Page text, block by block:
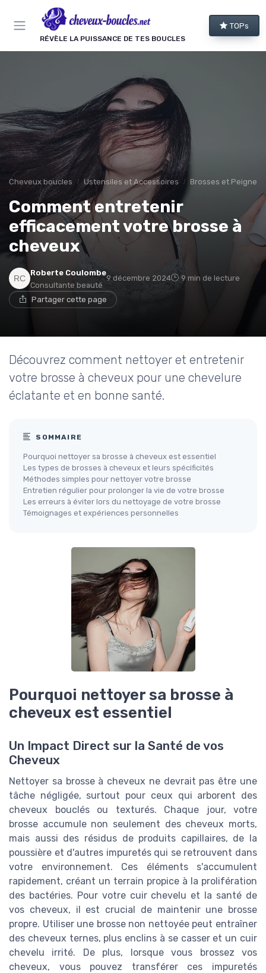
RÉVÈLE LA PUISSANCE DE TES BOUCLES
TOPs
Cheveux boucles Ustensiles et Accessoires Brosses et Peignes
Comment entretenir
efficacement votre brosse à
cheveux
Roberte Coulombe
Consultante beauté
9 décembre 2024 9 min de lecture
Partager cette page
Découvrez comment nettoyer et entretenir
votre brosse à cheveux pour une chevelure
éclatante et en bonne santé.
SOMMAIRE
Pourquoi nettoyer sa brosse à cheveux est essentiel
Les types de brosses à cheveux et leurs spécificités
Méthodes simples pour nettoyer votre brosse
Entretien régulier pour prolonger la vie de votre brosse
Les erreurs à éviter lors du nettoyage de votre brosse
Témoignages et expériences personnelles
Pourquoi nettoyer sa brosse à
cheveux est essentiel
Un Impact Direct sur la Santé de vos
Cheveux
Nettoyer sa brosse à cheveux ne devrait pas être une
tâche négligée, surtout pour ceux qui arborent des
cheveux bouclés ou texturés. Chaque jour, votre
brosse accumule non seulement des cheveux morts,
mais aussi des résidus de produits capillaires, de la
poussière et d'autres impuretés qui se retrouvent dans
votre environnement. Ces éléments s'accumulent
rapidement, créant un terrain propice à la prolifération
des bactéries. Pour votre cuir chevelu et la santé de
vos cheveux, il est crucial de maintenir une brosse
propre. Utiliser une brosse non nettoyée peut entraîner
des cheveux ternes, plus enclins à se casser et un cuir
chevelu irrité. De plus, lorsque vous brossez vos
cheveux, vous pouvez transférer ces impuretés
Panneau de gestion des cookies